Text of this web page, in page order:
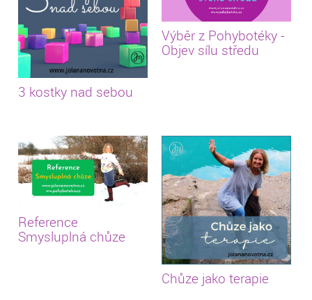
3 kostky nad sebou
Výběr z Pohybotéky -
Objev sílu středu
Reference
Smysluplná chůze
Chůze jako terapie